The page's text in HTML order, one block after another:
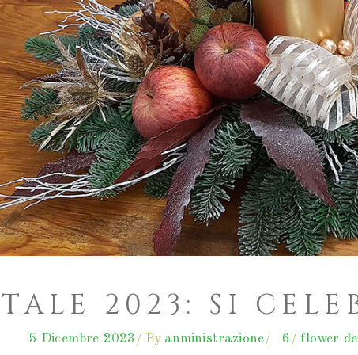
2023: SI
5 Dicembre 2023 By anministrazione 6 flower